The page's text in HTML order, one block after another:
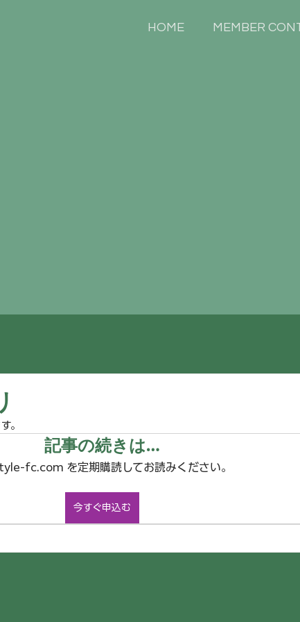
HOME MEMBER
。
記事の続きは…
fc.com を定期購読してお読みください。
今すぐ申込む